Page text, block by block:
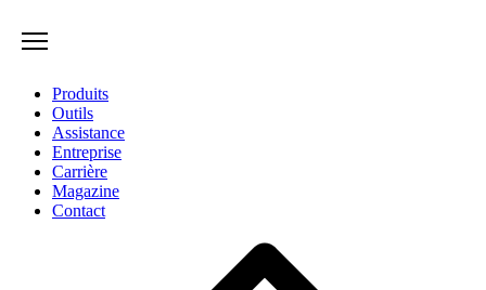
Produits
Outils
Assistance
Entreprise
Carrière
Magazine
Contact